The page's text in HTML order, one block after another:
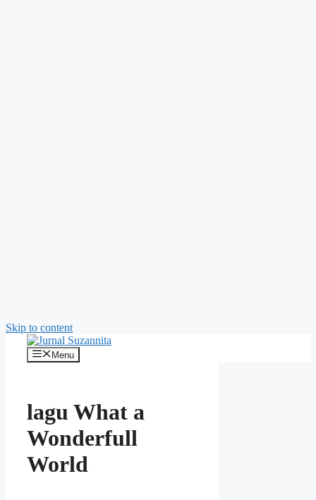
Skip to content
Menu
lagu What a
Wonderfull
World